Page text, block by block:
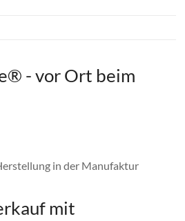
- vor Ort beim
in der Manufaktur
mit